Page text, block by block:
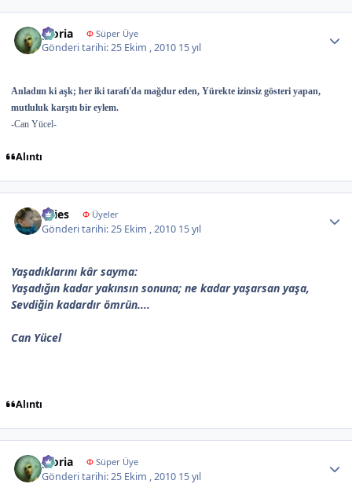
gloria ΦSüper Üye
Gönderi tarihi:25 Ekim , 2010 15 yıl
Anladım ki aşk; her iki tarafı'da mağdur eden, Yürekte izinsiz gösteri yapan,
mutluluk karşıtı bir eylem.
-Can Yücel-
Alıntı
Aries ΦÜyeler
Gönderi tarihi:25 Ekim , 2010 15 yıl
Yaşadıklarını kâr sayma:
Yaşadığın kadar yakınsın sonuna; ne kadar yaşarsan yaşa,
Sevdiğin kadardır ömrün....
Can Yücel
Alıntı
gloria ΦSüper Üye
Gönderi tarihi:25 Ekim , 2010 15 yıl